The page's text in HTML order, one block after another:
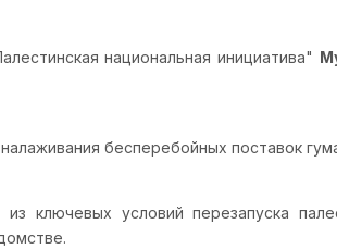
национальная инициатива"
бесперебойных поставок
ключевых условий перезапуска